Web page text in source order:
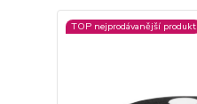
TOP nejprodávanější produkt